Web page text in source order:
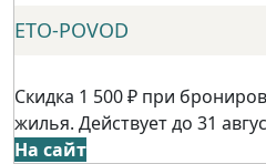
ETO-POVOD
Скидка 1 500 ₽ при
жилья. Действует до 31
На сайт